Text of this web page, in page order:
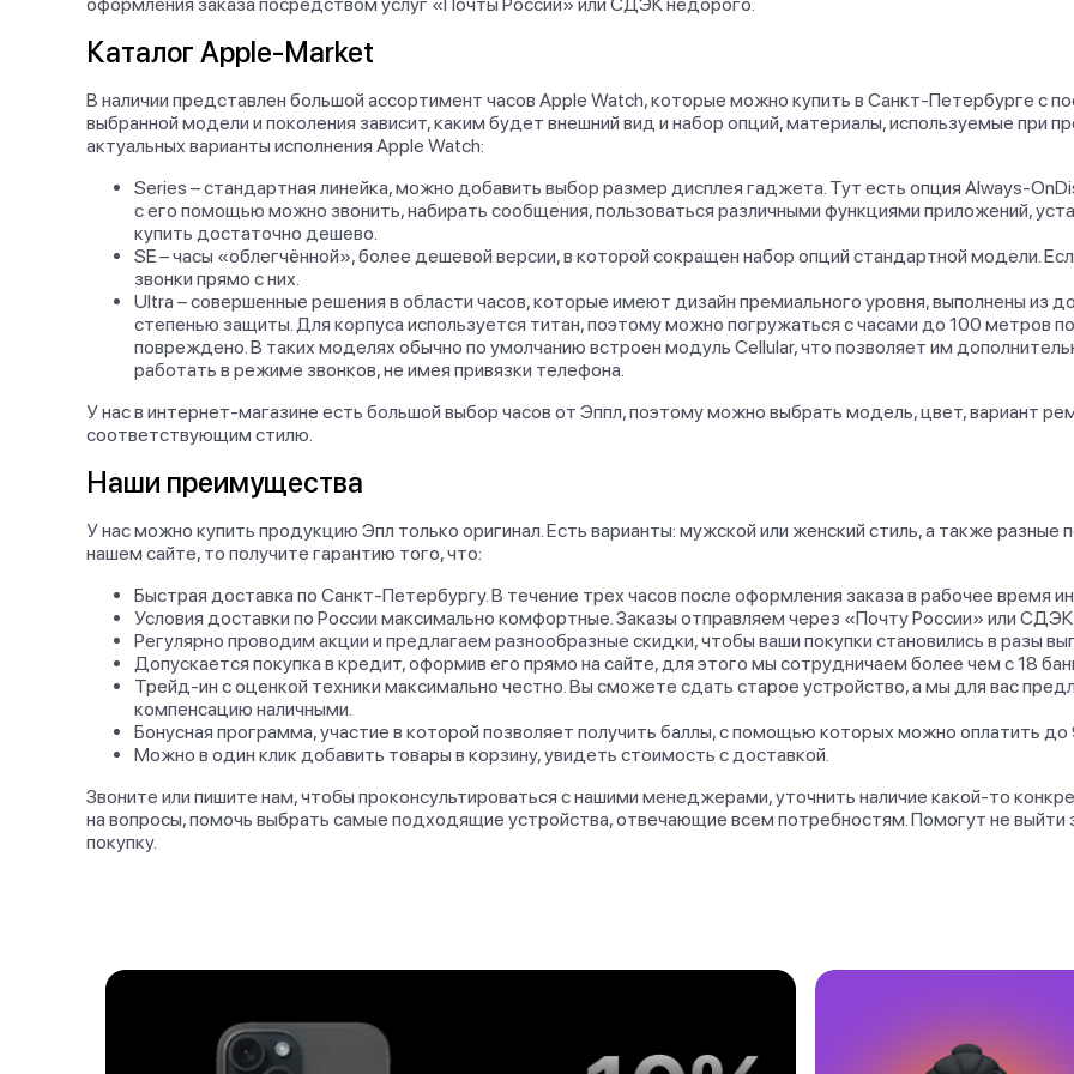
yellow 1
yellow / beige 2
оранжевый 2
черный 2
Case with Storm
Blue Sport Loop
1
Midnight Aluminum
Case with
Black/Black Nike
2
Midnight Aluminum
Case with Graphite
Milanese Loop
1
Midnight Aluminum
Case with
Grey/Black Nike
Sport Band
2
Midnight Aluminum
Case with Starlight
Sport Band
1
Case with Succulent
2
Midnight Aluminum
Case with White
Sport Band
1
Midnight Stainless
Steel Case with
Umber Leather
1
Red Aluminium Case
with Red Sport Band
4
Silver Aluminium
Sport Loop
Silver Aluminium
Case with Silver
Silver Stainless
2
Каталог Apple-Market
В наличии представлен большой ассортимент часов Apple Watch, которые можно купить в Санкт-Петербурге с
выбранной модели и поколения зависит, каким будет внешний вид и набор опций, материалы, используемые при
актуальных варианты исполнения Apple Watch:
Series – стандартная линейка, можно добавить выбор размер дисплея гаджета. Тут есть опция Always-
с его помощью можно звонить, набирать сообщения, пользоваться различными функциями приложений,
купить достаточно дешево.
SE – часы «облегчённой», более дешевой версии, в которой сокращен набор опций стандартной модели.
звонки прямо с них.
Ultra – совершенные решения в области часов, которые имеют дизайн премиального уровня, выполнены из
степенью защиты. Для корпуса используется титан, поэтому можно погружаться с часами до 100 метров
повреждено. В таких моделях обычно по умолчанию встроен модуль Cellular, что позволяет им
работать в режиме звонков, не имея привязки телефона.
У нас в интернет-магазине есть большой выбор часов от Эппл, поэтому можно выбрать модель, цвет, вариант
соответствующим стилю.
Наши преимущества
У нас можно купить продукцию Эпл только оригинал. Есть варианты: мужской или женский стиль, а также разные
нашем сайте, то получите гарантию того, что:
Быстрая доставка по Санкт-Петербургу. В течение трех часов после оформления заказа в рабочее время
Условия доставки по России максимально комфортные. Заказы отправляем через «Почту России» или
Регулярно проводим акции и предлагаем разнообразные скидки, чтобы ваши покупки становились в разы
Допускается покупка в кредит, оформив его прямо на сайте, для этого мы сотрудничаем более чем с 18
Трейд-ин с оценкой техники максимально честно. Вы сможете сдать старое устройство, а мы для вас
компенсацию наличными.
Бонусная программа, участие в которой позволяет получить баллы, с помощью которых можно оплатить до
Можно в один клик добавить товары в корзину, увидеть стоимость с доставкой.
Звоните или пишите нам, чтобы проконсультироваться с нашими менеджерами, уточнить наличие какой-то
на вопросы, помочь выбрать самые подходящие устройства, отвечающие всем потребностям. Помогут не
покупку.